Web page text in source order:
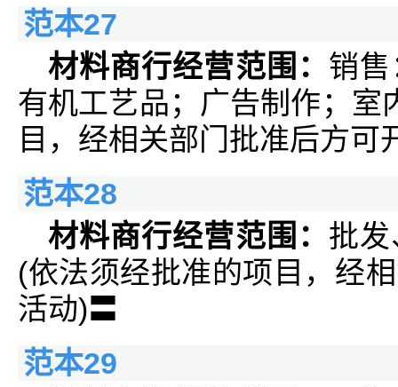
范本27
材料商行经营范围： 销
有机工艺品；广告制作；室
目，经相关部门批准后方可
范本28
材料商行经营范围： 批
(依法须经批准的项目，经
活动)〓
范本29